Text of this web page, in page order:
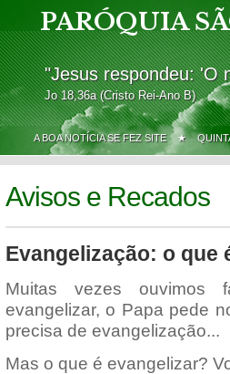
PARÓQUIA
"Jesus respondeu: 'O
Jo 18,36a (Cristo Rei-Ano B)
A BOA NOTÍCIA SE FEZ SITE ★
Avisos e Recados
Evangelização: o que
Muitas vezes ouvimos
evangelizar, o Papa pede
precisa de evangelização...
Mas o que é evangelizar?